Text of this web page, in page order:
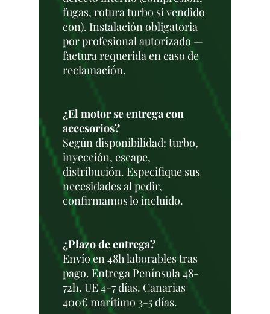
fugas, rotura turbo si vendido
con). Instalación obligatoria
por profesional autorizado —
factura requerida en caso de
reclamación.
¿El motor se entrega con
accesorios?
Según disponibilidad: turbo,
inyección, escape,
distribución. Especifique sus
necesidades al pedir,
confirmamos lo incluido.
¿Plazo de entrega?
Envío en 48h laborables tras
pago. Entrega Península 48-
72h. UE 4-7 días. Canarias
400€ marítimo 3-5 días.